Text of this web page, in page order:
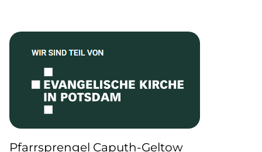
Pfarrsprengel Caputh-Geltow